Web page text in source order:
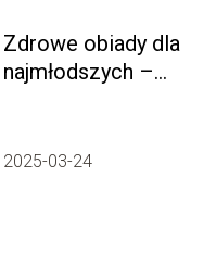
Zdrowe obiady dla
najmłodszych –
2025-03-24